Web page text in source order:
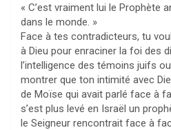
« C’est vraiment lui le Prophète
dans le monde. »
Face à tes contradicteurs, tu
à Dieu pour enraciner la foi des
l’intelligence des témoins juifs
montrer que ton intimité avec
de Moïse qui avait parlé face à
s’est plus levé en Israël un
le Seigneur rencontrait face à